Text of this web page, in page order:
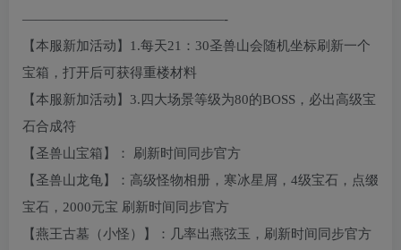
———————————————-
【本服新加活动】1.每天21：30圣兽山会随机坐标刷新一个
宝箱，打开后可获得重楼材料
【本服新加活动】3.四大场景等级为80的BOSS，必出高级宝
石合成符
【圣兽山宝箱】： 刷新时间同步官方
【圣兽山龙龟】：高级怪物相册，寒冰星屑，4级宝石，点缀
宝石，2000元宝 刷新时间同步官方
【燕王古墓（小怪）】：几率出燕弦玉，刷新时间同步官方